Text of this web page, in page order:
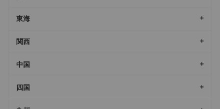
東海
関西
中国
四国